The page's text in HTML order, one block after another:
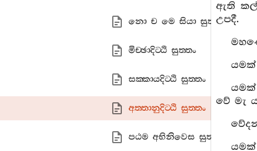
නො ච මෙ සියා සුත‍්තං
මිච‍්ඡාදිට‍්ඨි සුත‍්තං
සක‍්කායදිට‍්ඨි සුත‍්තං
අත‍්තානුදිට‍්ඨි සුත‍්තං
පඨම අභිනිවෙස සුත‍්තං
ඇති
උපදී.
යමක්
වේ මැ
යමක්